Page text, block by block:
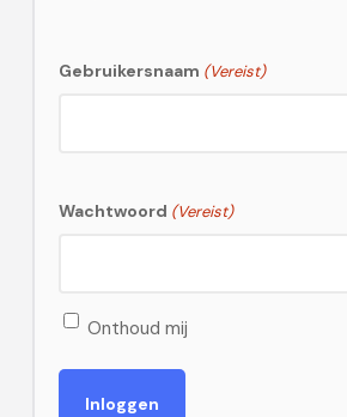
Gebruikersnaam (Vereist)
Wachtwoord (Vereist)
Onthoud mij